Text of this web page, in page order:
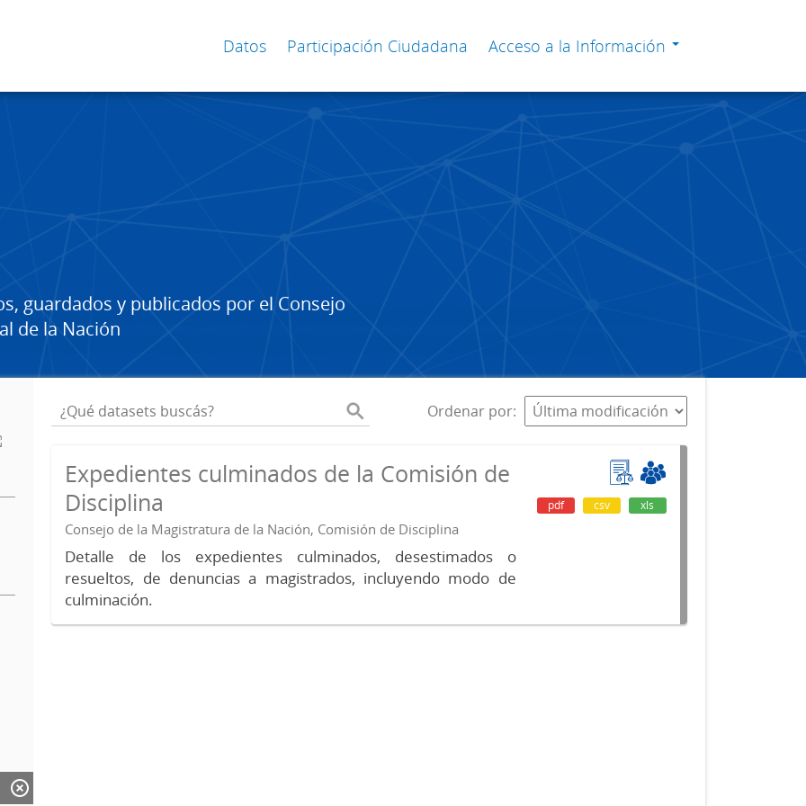
Datos Participación Ciudadana Acceso a la Información
guardados y publicados por el Consejo
de la Nación
Ordenar por
Expedientes culminados de la Comisión de
Disciplina
Consejo de la Magistratura de la Nación, Comisión de Disciplina
Detalle de los expedientes culminados, desestimados o
resueltos, de denuncias a magistrados, incluyendo modo de
culminación.
pdf csv xls